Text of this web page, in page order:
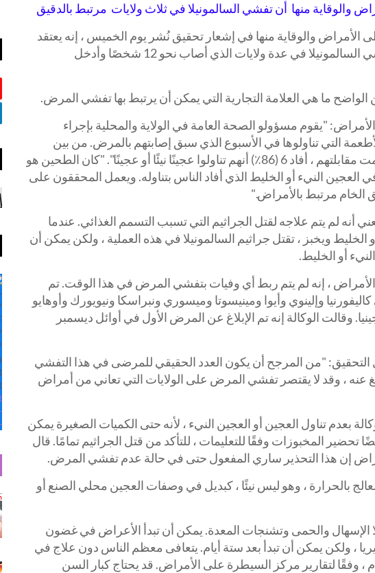
والوقاية منها أن تفشي السالمونيلا في ثلاث ولايات مرتبط بالدقيق
والوقاية منها في إشعار تحقيق نُشر يوم الخميس ، إنه يعتقد
أن الطحين هو مصدر تفشي السالمونيلا في عدة ولايات الذي أصاب نحو 12 شخصًا وأدخل
الواضح ما هي العلامة التجارية التي يمكن أن يرتبط بها تفشي المرض.
"يقوم مسؤولو الصحة العامة في الولاية والمحلية بإجراء
التي تناولوها في الأسبوع الذي سبق إصابتهم بالمرض. من بين
الأشخاص السبعة الذين تمت مقابلتهم ، أفاد 6 (86٪) أنهم تناولوا عجينًا نيئًا أو عجينًا". "كان الطحين هو
العجين النيء أو الخليط الذي أفاد الناس بتناوله. ويعمل المحققون على
الخام مرتبط بالأمراض."
أنه لم يتم علاجه لقتل الجراثيم التي تسبب التسمم الغذائي. عندما
ويخبز ، تقتل جراثيم السالمونيلا في هذه العملية ، ولكن يمكن أن
أو الخليط.
، إنه لم يتم ربط أي وفيات بتفشي المرض في هذا الوقت. تم
وإلينوي وأيوا ومينيسوتا وميسوري ونبراسكا ونيويورك وأوهايو
وقالت الوكالة إنه تم الإبلاغ عن المرض الأول في أوائل ديسمبر
التحقيق: "من المرجح أن يكون العدد الحقيقي للمرضى في هذا التفشي
عنه ، وقد لا يقتصر تفشي المرض على الولايات التي تعاني من أمراض
بعدم تناول العجين أو العجين النيء ، لأنه حتى الكميات الصغيرة يمكن
المخبوزات وفقًا للتعليمات ، للتأكد من قتل الجراثيم تمامًا. قال
إن هذا التحذير ساري المفعول حتى في حالة عدم تفشي المرض.
بالحرارة ، وهو ليس نيئًا ، كبديل في وصفات العجين محلي الصنع أو
الإسهال والحمى وتشنجات المعدة. يمكن أن تبدأ الأعراض في غضون
، ولكن يمكن أن تبدأ بعد ستة أيام. يتعافى معظم الناس دون علاج في
، وفقًا لتقارير مركز السيطرة على الأمراض. قد يحتاج كبار السن